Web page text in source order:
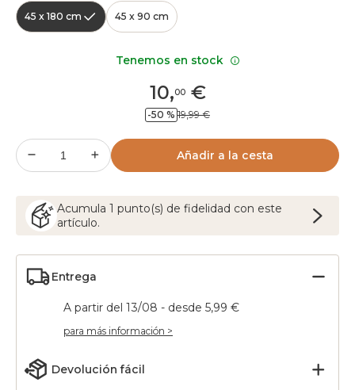
45 x 180 cm 45 x 90 cm
10,00€
-50 % 19,99 €
Añadir a la cesta
Acumula 1 punto(s) de fidelidad con este
artículo.
Entrega
A partir del 13/08 - desde 5,99 €
para más información >
Devolución fácil